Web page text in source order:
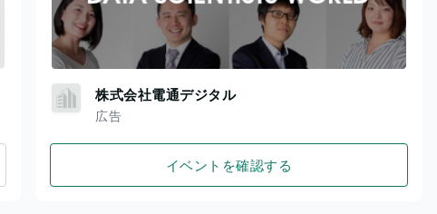
株式会社電通デジタル
広告
イベントを確認する